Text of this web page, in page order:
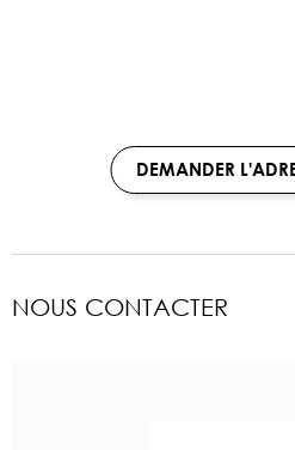
DEMANDER
NOUS CONTACTER